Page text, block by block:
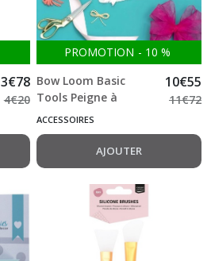
3€78
4€20
PROMOTION - 10 %
Bow Loom Basic
Tools Peigne à
Noeuds
10€55
11€72
ACCESSOIRES
AJOUTER